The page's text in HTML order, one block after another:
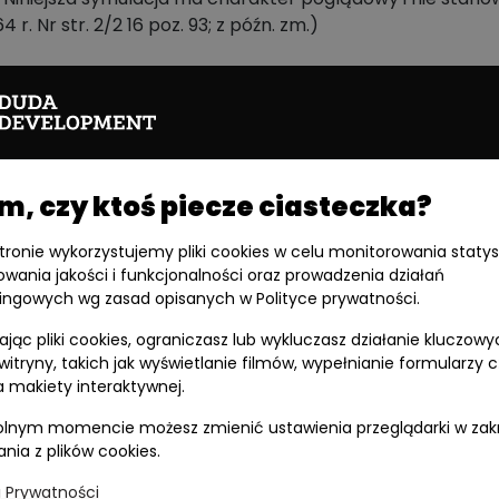
czy ktoś piecze ciasteczka?
wykorzystujemy pliki cookies w celu monitorowania
jakości i funkcjonalności oraz prowadzenia działań
wg zasad opisanych w Polityce prywatności.
pliki cookies, ograniczasz lub wykluczasz działanie
takich jak wyświetlanie filmów, wypełnianie formularzy
makiety interaktywnej.
momencie możesz zmienić ustawienia przeglądarki w
z plików cookies.
Prywatności
r. Nr str. 2/2 16 poz. 93; z późn. zm.)
podobne
M21 M15